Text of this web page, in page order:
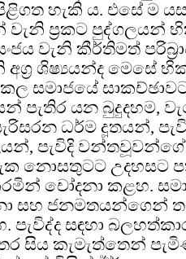
හැකි ය. එසේ ම
ප්‍රකට පුද්ගලයන්
වැනි කීර්තිමත්
අග්‍ර ශිෂ්‍යයන්ද මෙසේ
සමාජයේ
පැතිර යන බුදුදහම,
ධර්ම දූතයන්,
පැවිදි
නොසතුටට උදහසට
චෝදනා කළහ.
සහ ජනමතයන්ගෙන්
පැවිද්ද සඳහා
සිය කැමැත්තෙන්